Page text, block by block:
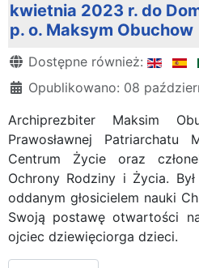
kwietnia 2023 r. do
p. o. Maksym Obuchow
Szczegóły
Dostępne również:
Opublikowano: 08
Archiprezbiter Maksim
Prawosławnej
Centrum Życie oraz
Ochrony Rodziny i Życia.
oddanym głosicielem nauki
Swoją postawę otwartości
ojciec dziewięciorga dzieci.